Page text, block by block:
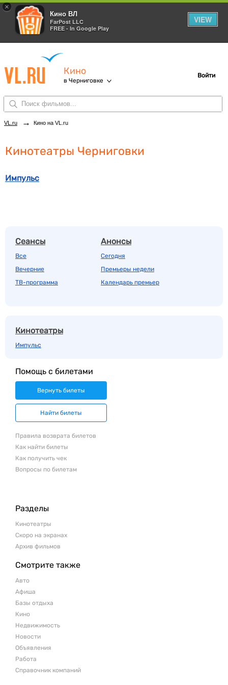
×
Кино ВЛ
FarPost LLC
FREE - In Google Play
VIEW
Кино
в Черниговке
Войти
VL.ru → Кино на VL.ru
Кинотеатры Черниговки
Импульс
Сеансы
Все
Вечерние
ТВ-программа
Анонсы
Сегодня
Премьеры недели
Календарь премьер
Кинотеатры
Импульс
Помощь с билетами
Вернуть билеты
Найти билеты
Правила возврата билетов
Как найти билеты
Как получить чек
Вопросы по билетам
Разделы
Кинотеатры
Скоро на экранах
Архив фильмов
Смотрите также
Авто
Афиша
Базы отдыха
Кино
Недвижимость
Новости
Объявления
Работа
Справочник компаний